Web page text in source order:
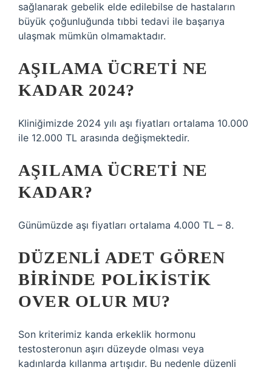
sağlanarak gebelik elde edilebilse de hastaların
büyük çoğunluğunda tıbbi tedavi ile başarıya
ulaşmak mümkün olmamaktadır.
AŞILAMA ÜCRETI NE
KADAR 2024?
Kliniğimizde 2024 yılı aşı fiyatları ortalama 10.000
ile 12.000 TL arasında değişmektedir.
AŞILAMA ÜCRETI NE
KADAR?
Günümüzde aşı fiyatları ortalama 4.000 TL – 8.
DÜZENLI ADET GÖREN
BIRINDE POLIKISTIK
OVER OLUR MU?
Son kriterimiz kanda erkeklik hormonu
testosteronun aşırı düzeyde olması veya
kadınlarda kıllanma artışıdır. Bu nedenle düzenli